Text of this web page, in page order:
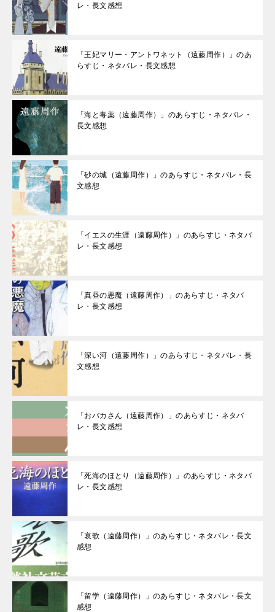
レ・長文感想
「王妃マリー・アントワネット（遠藤周作）」のあ
らすじ・ネタバレ・長文感想
「海と毒薬（遠藤周作）」のあらすじ・ネタバレ・
長文感想
「砂の城（遠藤周作）」のあらすじ・ネタバレ・長
文感想
「イエスの生涯（遠藤周作）」のあらすじ・ネタバ
レ・長文感想
「真昼の悪魔（遠藤周作）」のあらすじ・ネタバ
レ・長文感想
「深い河（遠藤周作）」のあらすじ・ネタバレ・長
文感想
「おバカさん（遠藤周作）」のあらすじ・ネタバ
レ・長文感想
「死海のほとり（遠藤周作）」のあらすじ・ネタバ
レ・長文感想
「哀歌（遠藤周作）」のあらすじ・ネタバレ・長文
感想
「留学（遠藤周作）」のあらすじ・ネタバレ・長文
感想